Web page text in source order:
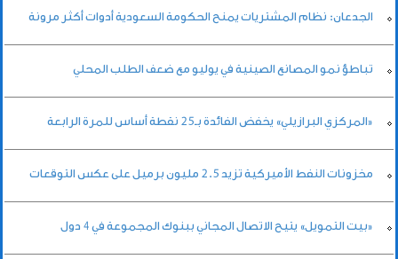
الجدعان: نظام المشتريات يمنح الحكومة السعودية أدوات أكثر مرونة
تباطؤ نمو المصانع الصينية في يوليو مع ضعف الطلب المحلي
«المركزي البرازيلي» يخفض الفائدة بـ25 نقطة أساس للمرة الرابعة
مخزونات النفط الأميركية تزيد 2.5 مليون برميل على عكس التوقعات
«بيت التمويل» يتيح الاتصال المجاني ببنوك المجموعة في 4 دول